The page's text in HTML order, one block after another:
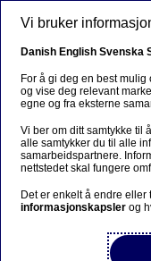
Sorry...
This page does
be taken to a
Stay on this page
Vi bruker
Danish English Svenska
For å gi deg en best
og vise deg relevant
egne og fra eksterne
Vi ber om ditt samtykke til
alle samtykker du til alle
samarbeidspartnere.
nettstedet skal fungere
Det er enkelt å endre eller
informasjonskapsler og